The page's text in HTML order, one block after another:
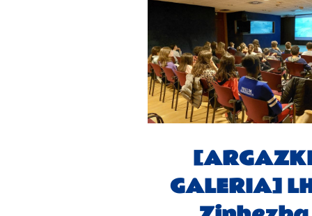
GALERIA]